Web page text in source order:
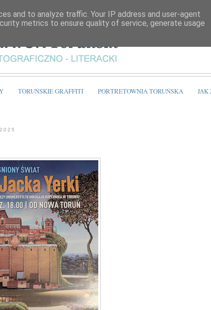
TORUŃSKIE GRAFFITI PORTRETOWNIA TORUŃSKA JAK
and to analyze traffic. Your IP address and user-agent
metrics to ensure quality of service, generate usage